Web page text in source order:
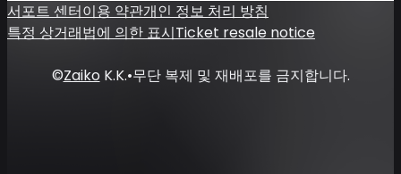
서포트 센터이용 약관개인 정보 처리 방침
특정 상거래법에 의한 표시Ticket resale notice
©ZaikoK.K.•무단 복제 및 재배포를 금지합니다.